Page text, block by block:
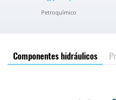
Petroquímico
Componentes hidráulicos